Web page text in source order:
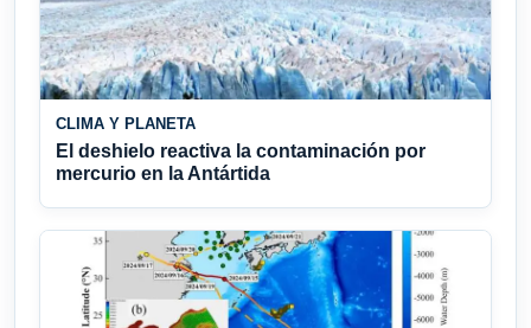
CLIMA Y PLANETA
El deshielo reactiva la contaminación por
mercurio en la Antártida